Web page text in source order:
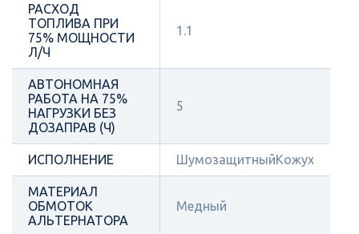
РАСХОД
ТОПЛИВА ПРИ
75% МОЩНОСТИ
Л/Ч
1.1
АВТОНОМНАЯ
РАБОТА НА 75%
НАГРУЗКИ БЕЗ
ДОЗАПРАВ (Ч)
5
ИСПОЛНЕНИЕ ШумозащитныйКожух
МАТЕРИАЛ
ОБМОТОК
АЛЬТЕРНАТОРА
Медный